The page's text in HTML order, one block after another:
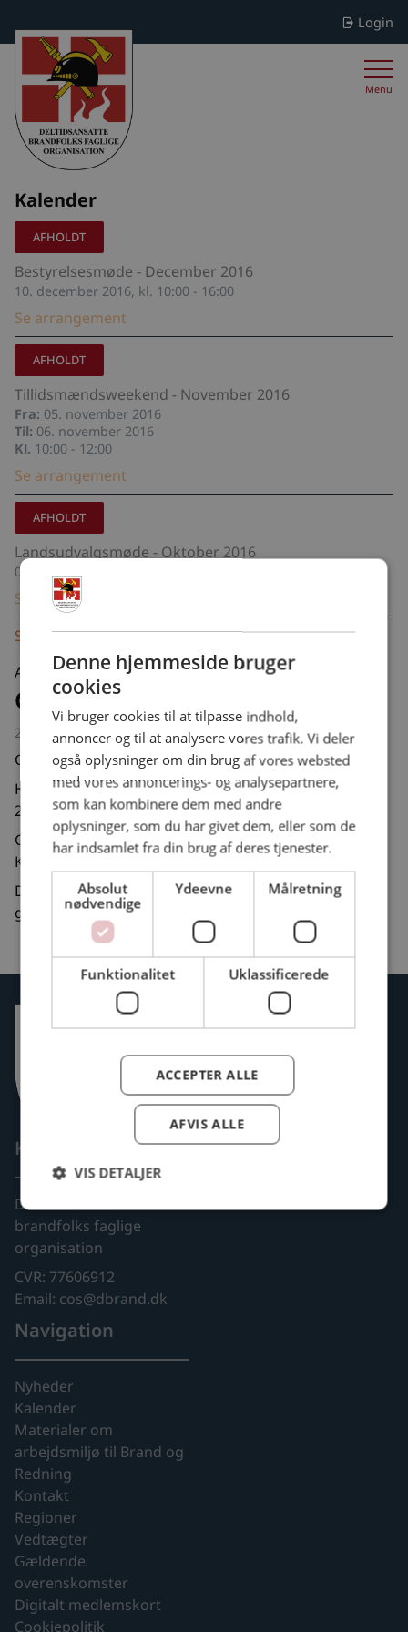
Login
Menu
Kalender
AFHOLDT
Bestyrelsesmøde - December 2016
10. december 2016, kl. 10:00 - 16:00
Se arrangement
AFHOLDT
Tillidsmændsweekend - November 2016
Fra: 05. november 2016
Til: 06. november 2016
Kl. 10:00 - 12:00
Se arrangement
AFHOLDT
Landsudvalgsmøde - Oktober 2016
08. oktober 2016, kl. 10:00 - 16:00
Se arrangement
Se alle arrangementer
Afholdt
Generalforsamling 28. maj 2016
28. maj 2016, kl. 13:00 - 16:00
Generalforsamling 2016
Husk at der er generalforsamling Lørdag d. 28. maj
2016 kl. 13.00.
Generalforsamlingen afholdes på Hotel Comwell,
Karensmindevej 5, 5500 Middelfart.
Der vil blive serveret en sandwich til deltagerne før
generalforsamlingen
Kontakt
Deltidsansatte
brandfolks faglige
organisation
CVR: 77606912
Email: cos@dbrand.dk
Navigation
Nyheder
Kalender
Materialer om
arbejdsmiljø til Brand og
Redning
Kontakt
Regioner
Vedtægter
Gældende
overenskomster
Digitalt medlemskort
Cookiepolitik
Denne hjemmeside bruger
cookies
Vi bruger cookies til at tilpasse indhold,
annoncer og til at analysere vores trafik. Vi deler
også oplysninger om din brug af vores websted
med vores annoncerings- og analysepartnere,
som kan kombinere dem med andre
oplysninger, som du har givet dem, eller som de
har indsamlet fra din brug af deres tjenester.
Absolut
nødvendige
Ydeevne Målretning
Funktionalitet Uklassificerede
ACCEPTER ALLE
AFVIS ALLE
VIS DETALJER